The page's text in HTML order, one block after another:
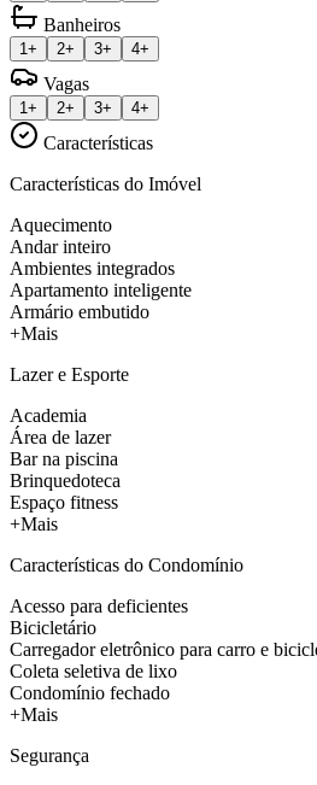
Banheiros
1+ 2+ 3+ 4+
Vagas
1+ 2+ 3+ 4+
Características
Características do Imóvel
Aquecimento
Andar inteiro
Ambientes integrados
Apartamento inteligente
Armário embutido
+Mais
Lazer e Esporte
Academia
Área de lazer
Bar na piscina
Brinquedoteca
Espaço fitness
+Mais
Características do Condomínio
Acesso para deficientes
Bicicletário
Carregador eletrônico para carro e
Coleta seletiva de lixo
Condomínio fechado
+Mais
Segurança